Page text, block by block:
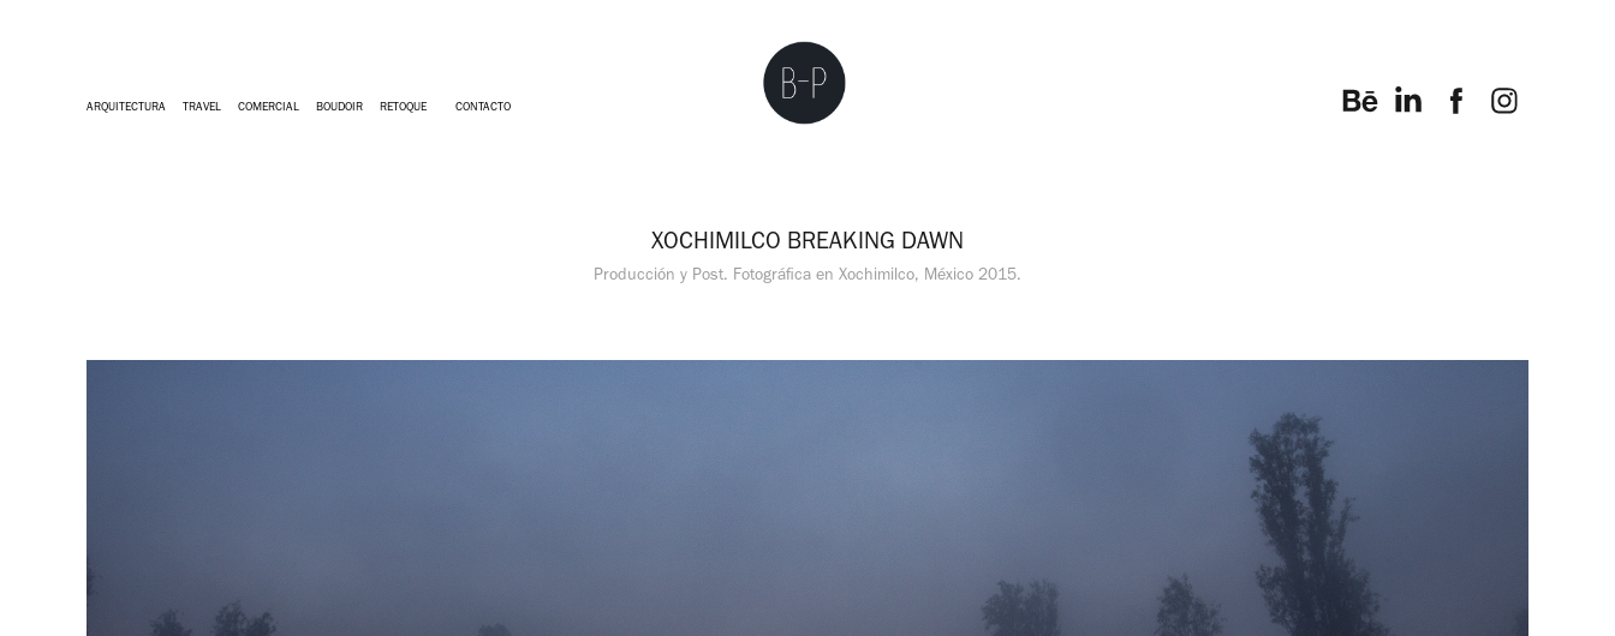
ARQUITECTURA TRAVEL COMERCIAL BOUDOIR RETOQUE CONTACTO
XOCHIMILCO BREAKING DAWN
Producción y Post. Fotográfica en Xochimilco, México 2015.